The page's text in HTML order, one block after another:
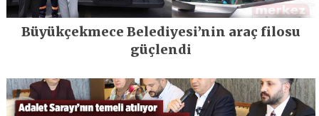
Büyükçekmece Belediyesi’nin araç filosu
güçlendi